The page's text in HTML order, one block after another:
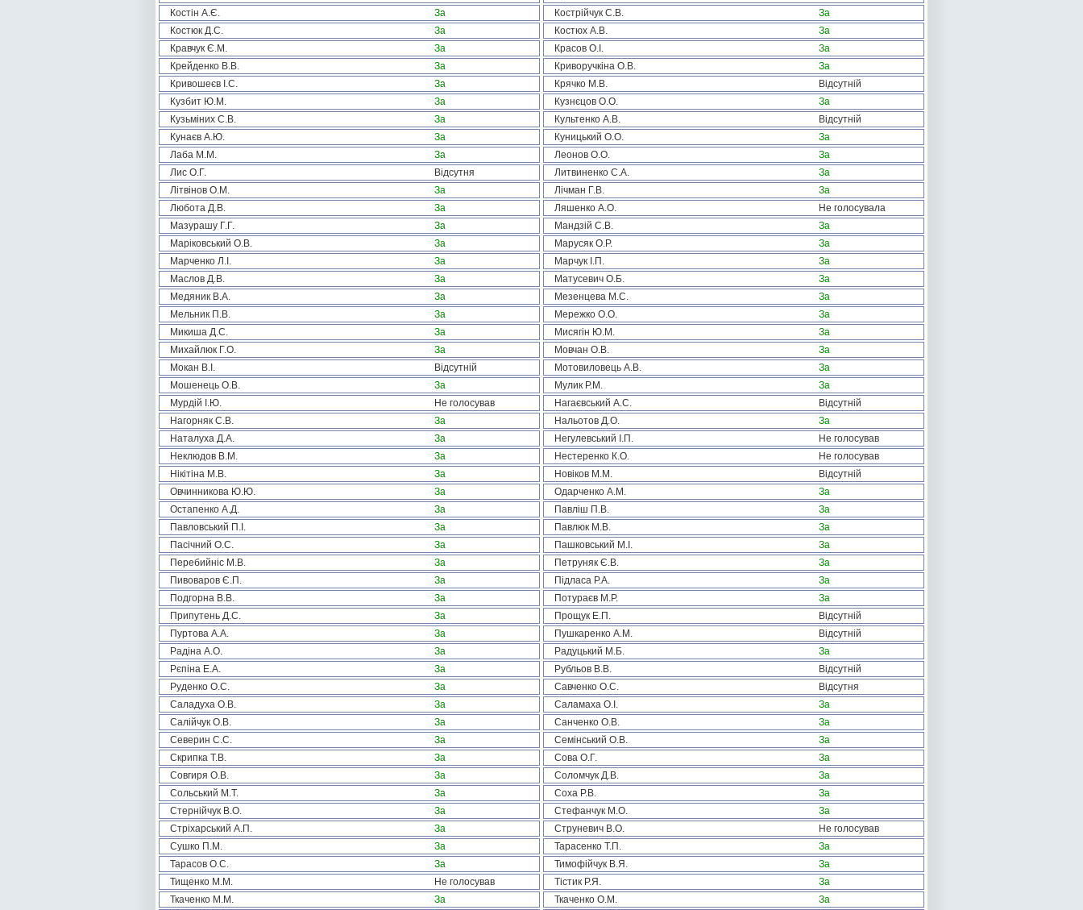
Костін А.Є.
За Кострійчук С.В.
За
Костюк Д.С.
За Костюх А.В.
За
Кравчук Є.М.
За Красов О.І.
За
Крейденко В.В.
За Криворучкіна О.В.
За
Кривошеєв І.С.
За Крячко М.В.
Відсутній
Кузбит Ю.М.
За Кузнєцов О.О.
За
Кузьміних С.В.
За Культенко А.В.
Відсутній
Кунаєв А.Ю.
За Куницький О.О.
За
Лаба М.М.
За Леонов О.О.
За
Лис О.Г.
Відсутня Литвиненко С.А.
За
Літвінов О.М.
За Лічман Г.В.
За
Любота Д.В.
За Ляшенко А.О.
Не голосувала
Мазурашу Г.Г.
За Мандзій С.В.
За
Маріковський О.В.
За Марусяк О.Р.
За
Марченко Л.І.
За Марчук І.П.
За
Маслов Д.В.
За Матусевич О.Б.
За
Медяник В.А.
За Мезенцева М.С.
За
Мельник П.В.
За Мережко О.О.
За
Микиша Д.С.
За Мисягін Ю.М.
За
Михайлюк Г.О.
За Мовчан О.В.
За
Мокан В.І.
Відсутній Мотовиловець А.В.
За
Мошенець О.В.
За Мулик Р.М.
За
Мурдій І.Ю.
Не голосував Нагаєвський А.С.
Відсутній
Нагорняк С.В.
За Нальотов Д.О.
За
Наталуха Д.А.
За Негулевський І.П.
Не голосував
Неклюдов В.М.
За Нестеренко К.О.
Не голосував
Нікітіна М.В.
За Новіков М.М.
Відсутній
Овчинникова Ю.Ю.
За Одарченко А.М.
За
Остапенко А.Д.
За Павліш П.В.
За
Павловський П.І.
За Павлюк М.В.
За
Пасічний О.С.
За Пашковський М.І.
За
Перебийніс М.В.
За Петруняк Є.В.
За
Пивоваров Є.П.
За Підласа Р.А.
За
Подгорна В.В.
За Потураєв М.Р.
За
Припутень Д.С.
За Прощук Е.П.
Відсутній
Пуртова А.А.
За Пушкаренко А.М.
Відсутній
Радіна А.О.
За Радуцький М.Б.
За
Рєпіна Е.А.
За Рубльов В.В.
Відсутній
Руденко О.С.
За Савченко О.С.
Відсутня
Саладуха О.В.
За Саламаха О.І.
За
Салійчук О.В.
За Санченко О.В.
За
Северин С.С.
За Семінський О.В.
За
Скрипка Т.В.
За Сова О.Г.
За
Совгиря О.В.
За Соломчук Д.В.
За
Сольський М.Т.
За Соха Р.В.
За
Стернійчук В.О.
За Стефанчук М.О.
За
Стріхарський А.П.
За Струневич В.О.
Не голосував
Сушко П.М.
За Тарасенко Т.П.
За
Тарасов О.С.
За Тимофійчук В.Я.
За
Тищенко М.М.
Не голосував Тістик Р.Я.
За
Ткаченко М.М.
За Ткаченко О.М.
За